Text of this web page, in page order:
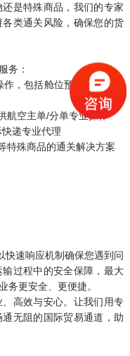
是特殊商品，我们的专家
类通关风险，确保您的货
务：
，包括舱位预订、港口操
空主单/分单专业操作
递专业代理
殊商品的通关解决方案
速响应机制确保您遇到问
过程中的安全保障，最大
务更安全、更便捷。
高效与安心。让我们用专
无阻的国际贸易通道，助